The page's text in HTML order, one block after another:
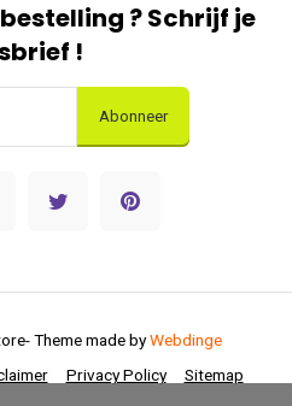
? Schrijf je
!
Abonneer
Privacy Policy Sitemap
- Theme made byWebdinge